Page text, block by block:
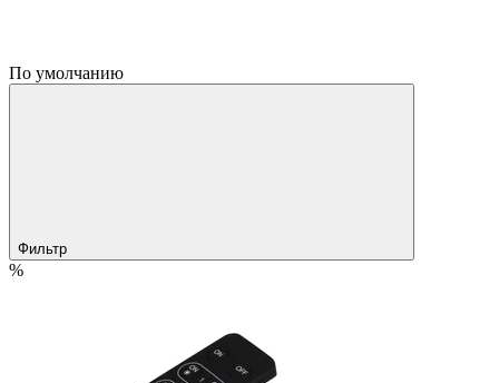
По умолчанию
Фильтр
%